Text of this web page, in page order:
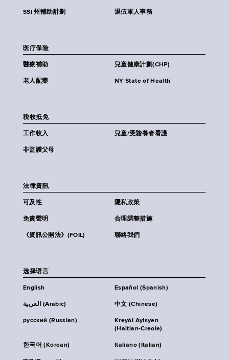
SSI 州輔助計劃 退伍軍人事務
医疗保险
醫療補助 兒童健康計劃(CHP)
老人配藥 NY State of Health
税收抵免
工作收入 兒童/受贍養者看護
非監護父母
法律資訊
可及性 隱私政策
免責聲明 合理調整措施
《資訊公開法》(FOIL) 聯絡我們
选择语言
English Español (Spanish)
العربية (Arabic) 中文 (Chinese)
русский (Russian)
Kreyòl Ayisyen
(Haitian-Creole)
한국어 (Korean) Italiano (Italian)